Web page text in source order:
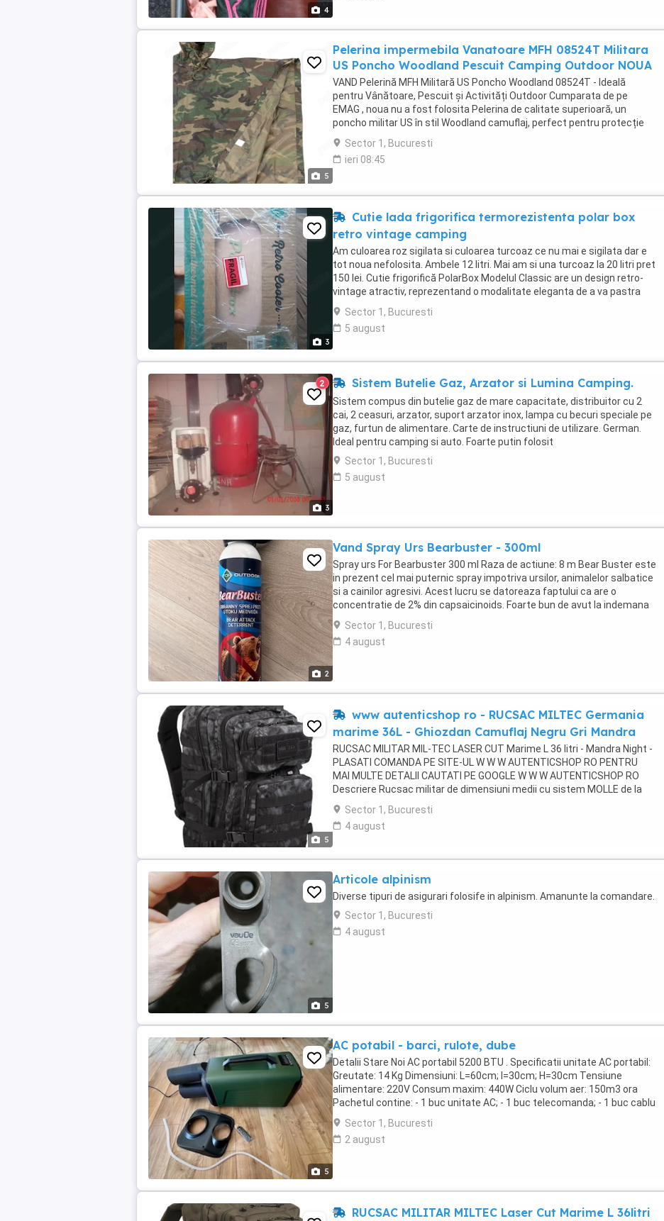
4
5
Pelerina impermebila Vanatoare MFH 08524T Militara
US Poncho Woodland Pescuit Camping Outdoor NOUA
VAND Pelerină MFH Militară US Poncho Woodland 08524T - Ideală
pentru Vânătoare, Pescuit și Activități Outdoor Cumparata de pe
EMAG , noua nu a fost folosita Pelerina de calitate superioară, un
poncho militar US în stil Woodland camuflaj, perfect pentru protecție
împotriva ploii în perioadele umede. ...
Sector 1, Bucuresti
ieri 08:45
3
Cutie lada frigorifica termorezistenta polar box
retro vintage camping
Am culoarea roz sigilata si culoarea turcoaz ce nu mai e sigilata dar e
tot noua nefolosita. Ambele 12 litri. Mai am si una turcoaz la 20 litri pret
150 lei. Cutie frigorifică PolarBox Modelul Classic are un design retro-
vintage atractiv, reprezentand o modalitate eleganta de a va pastra
alimentele ...
Sector 1, Bucuresti
5 august
3
2 Sistem Butelie Gaz, Arzator si Lumina Camping.
Sistem compus din butelie gaz de mare capacitate, distribuitor cu 2
cai, 2 ceasuri, arzator, suport arzator inox, lampa cu becuri speciale pe
gaz, furtun de alimentare. Carte de instructiuni de utilizare. German.
Ideal pentru camping si auto. Foarte putin folosit
Sector 1, Bucuresti
5 august
2
Vand Spray Urs Bearbuster - 300ml
Spray urs For Bearbuster 300 ml Raza de actiune: 8 m Bear Buster este
in prezent cel mai puternic spray impotriva ursilor, animalelor salbatice
si a cainilor agresivi. Acest lucru se datoreaza faptului ca are o
concentratie de 2% din capsaicinoids. Foarte bun de avut la indemana
atunci cand iesi in ...
Sector 1, Bucuresti
4 august
5
www autenticshop ro - RUCSAC MILTEC Germania
marime 36L - Ghiozdan Camuflaj Negru Gri Mandra
RUCSAC MILITAR MIL-TEC LASER CUT Marime L 36 litri - Mandra Night -
PLASATI COMANDA PE SITE-UL W W W AUTENTICSHOP RO PENTRU
MAI MULTE DETALII CAUTATI PE GOOGLE W W W AUTENTICSHOP RO
Descriere Rucsac militar de dimensiuni medii cu sistem MOLLE de la
producătorul german Mil-Tec. Acest ...
Sector 1, Bucuresti
4 august
5
Articole alpinism
Diverse tipuri de asigurari folosife in alpinism. Amanunte la comandare.
Sector 1, Bucuresti
4 august
5
AC potabil - barci, rulote, dube
Detalii Stare Noi AC portabil 5200 BTU . Specificatii unitate AC portabil:
Greutate: 14 Kg Dimensiuni: L=60cm; l=30cm; H=30cm Tensiune
alimentare: 220V Consum maxim: 440W Ciclu volum aer: 150m3 ora
Pachetul contine: - 1 buc unitate AC; - 1 buc telecomanda; - 1 buc cablu
cu stecher de alimentare; - ...
Sector 1, Bucuresti
2 august
RUCSAC MILITAR MILTEC Laser Cut Marime L 36litri